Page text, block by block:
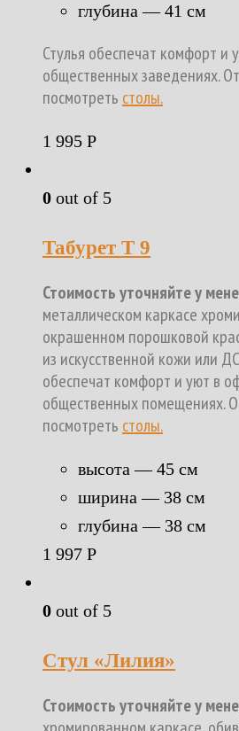
глубина — 41 см
Стулья обеспечат комфорт и
общественных заведениях.
посмотреть столы.
1 995 Р
0 out of 5
Табурет Т 9
Стоимость уточняйте у
металлическом каркасе
окрашенном порошковой
из искусственной кожи или
обеспечат комфорт и уют в
общественных помещениях.
посмотреть столы.
высота — 45 см
ширина — 38 см
глубина — 38 см
1 997 Р
0 out of 5
Стул «Лилия»
Стоимость уточняйте у